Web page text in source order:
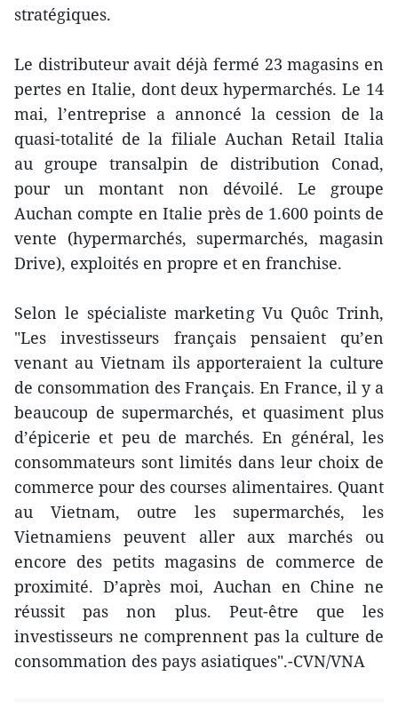
stratégiques.
Le distributeur avait déjà fermé 23 magasins en
pertes en Italie, dont deux hypermarchés. Le 14
mai, l’entreprise a annoncé la cession de la
quasi-totalité de la filiale Auchan Retail Italia
au groupe transalpin de distribution Conad,
pour un montant non dévoilé. Le groupe
Auchan compte en Italie près de 1.600 points de
vente (hypermarchés, supermarchés, magasin
Drive), exploités en propre et en franchise.
Selon le spécialiste marketing Vu Quôc Trinh,
"Les investisseurs français pensaient qu’en
venant au Vietnam ils apporteraient la culture
de consommation des Français. En France, il y a
beaucoup de supermarchés, et quasiment plus
d’épicerie et peu de marchés. En général, les
consommateurs sont limités dans leur choix de
commerce pour des courses alimentaires. Quant
au Vietnam, outre les supermarchés, les
Vietnamiens peuvent aller aux marchés ou
encore des petits magasins de commerce de
proximité. D’après moi, Auchan en Chine ne
réussit pas non plus. Peut-être que les
investisseurs ne comprennent pas la culture de
consommation des pays asiatiques".-CVN/VNA